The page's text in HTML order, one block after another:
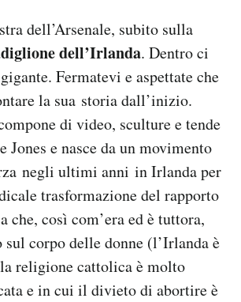
dell’Arsenale, subito sulla
dell’Irlanda. Dentro ci
Fermatevi e aspettate che
la sua storia dall’inizio.
di video, sculture e tende
Jones e nasce da un movimento
negli ultimi anni in Irlanda per
trasformazione del rapporto
che, così com’era ed è tuttora,
sul corpo delle donne (l’Irlanda è
religione cattolica è molto
e in cui il divieto di abortire è